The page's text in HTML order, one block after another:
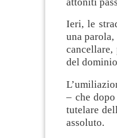
Ieri, le
una
cancellare,
del
– che
tutelare
assoluto.